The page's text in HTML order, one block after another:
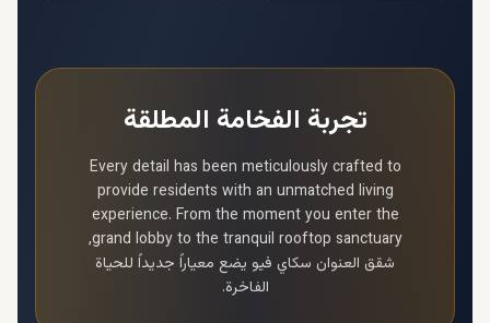
تجربة الفخامة المطلقة
Every detail has been meticulously crafted to
provide residents with an unmatched living
experience. From the moment you enter the
grand lobby to the tranquil rooftop sanctuary,
شقق العنوان سكاي فيو يضع معياراً جديداً للحياة
الفاخرة.